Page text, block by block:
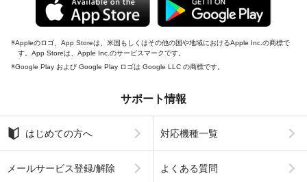
Appleのロゴ、App Storeは、米国もしくはその他の国や地域におけるApple Inc.の商標で
す。App Storeは、Apple Inc.のサービスマークです。
Google Play および Google Play ロゴは Google LLC の商標です。
サポート情報
はじめての方へ 対応機種一覧
メールサービス登録/解除 よくある質問